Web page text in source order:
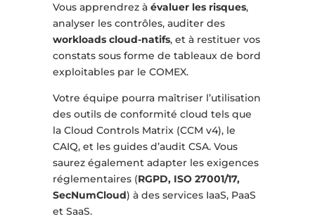
Vous apprendrez à évaluer les risques,
analyser les contrôles, auditer des
workloads cloud-natifs, et à restituer vos
constats sous forme de tableaux de bord
exploitables par le COMEX.
Votre équipe pourra maîtriser l’utilisation
des outils de conformité cloud tels que
la Cloud Controls Matrix (CCM v4), le
CAIQ, et les guides d’audit CSA. Vous
saurez également adapter les exigences
réglementaires (RGPD, ISO 27001/17,
SecNumCloud) à des services IaaS, PaaS
et SaaS.